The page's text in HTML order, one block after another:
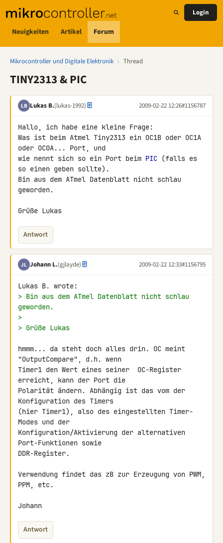
Neuigkeiten Artikel Forum
Login
Mikrocontroller und Digitale Elektronik › Thread
TINY2313 & PIC
LB Lukas B.(lukas-1992) 2009-02-22 12:26#1156787
Hallo, ich habe eine kleine Frage:
Was ist beim Atmel Tiny2313 ein OC1B oder OC1A
oder OC0A... Port, und
wie nennt sich so ein Port beim PIC (falls es
so einen geben sollte).
Bin aus dem ATmel Datenblatt nicht schlau
geworden.
Grüße Lukas
Antwort
JL Johann L.(gjlayde) 2009-02-22 12:33#1156795
> Bin aus dem ATmel Datenblatt nicht schlau
geworden.
>
> Grüße Lukas
hmmm... da steht doch alles drin. OC meint
"OutputCompare", d.h. wenn
Timer1 den Wert eines seiner  OC-Register
erreicht, kann der Port die
Polarität ändern. Abhängig ist das vom der
Konfiguration des Timers
(hier Timer1), also des eingestellten Timer-
Modes und der
Konfiguration/Aktivierung der alternativen
Port-Funktionen sowie
DDR-Register.
Verwendung findet das zB zur Erzeugung von PWM,
PPM, etc.
Johann
Antwort